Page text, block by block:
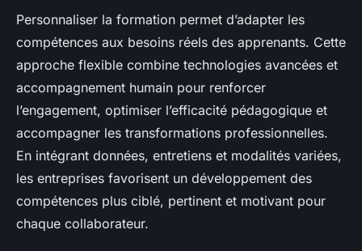
Personnaliser la formation permet d’adapter les
compétences aux besoins réels des apprenants. Cette
approche flexible combine technologies avancées et
accompagnement humain pour renforcer
l’engagement, optimiser l’efficacité pédagogique et
accompagner les transformations professionnelles.
En intégrant données, entretiens et modalités variées,
les entreprises favorisent un développement des
compétences plus ciblé, pertinent et motivant pour
chaque collaborateur.